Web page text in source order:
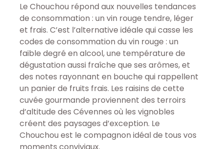
Le Chouchou répond aux nouvelles tendances
de consommation : un vin rouge tendre, léger
et frais. C’est l’alternative idéale qui casse les
codes de consommation du vin rouge : un
faible degré en alcool, une température de
dégustation aussi fraîche que ses arômes, et
des notes rayonnant en bouche qui rappellent
un panier de fruits frais. Les raisins de cette
cuvée gourmande proviennent des terroirs
d’altitude des Cévennes où les vignobles
créent des paysages d’exception. Le
Chouchou est le compagnon idéal de tous vos
moments conviviaux.